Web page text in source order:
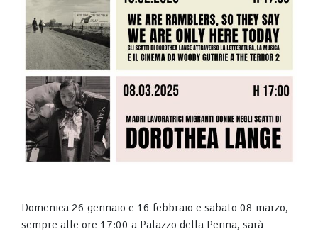
Domenica 26 gennaio e 16 febbraio e sabato 08 marzo,
sempre alle ore 17:00 a Palazzo della Penna, sarà